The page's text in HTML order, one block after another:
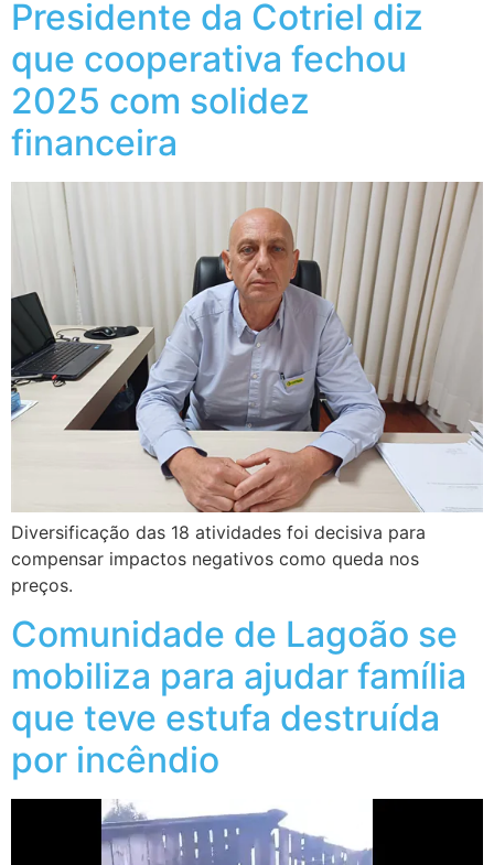
Presidente da Cotriel diz
que cooperativa fechou
2025 com solidez
financeira
Diversificação das 18 atividades foi decisiva para
compensar impactos negativos como queda nos
preços.
Comunidade de Lagoão se
mobiliza para ajudar família
que teve estufa destruída
por incêndio